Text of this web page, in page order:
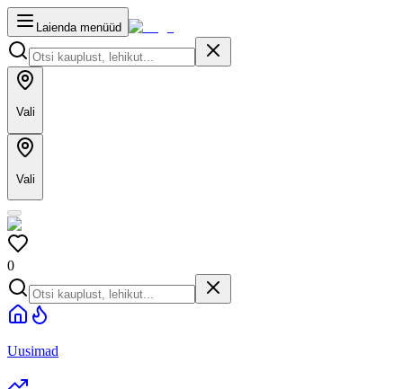
Laienda menüüd
Vali
Vali
0
Uusimad